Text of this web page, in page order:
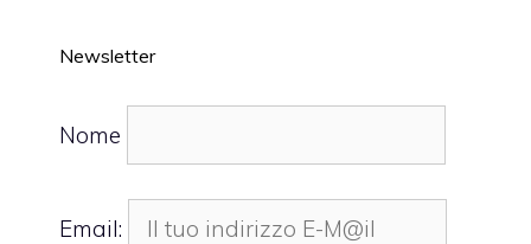
Newsletter
Nome
Email: